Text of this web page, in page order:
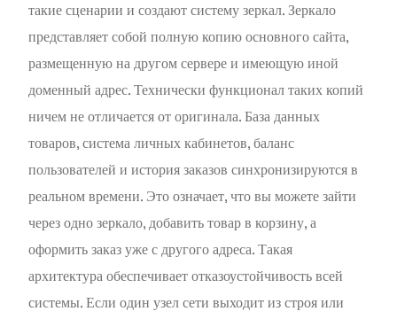
такие сценарии и создают систему зеркал. Зеркало
представляет собой полную копию основного сайта,
размещенную на другом сервере и имеющую иной
доменный адрес. Технически функционал таких копий
ничем не отличается от оригинала. База данных
товаров, система личных кабинетов, баланс
пользователей и история заказов синхронизируются в
реальном времени. Это означает, что вы можете зайти
через одно зеркало, добавить товар в корзину, а
оформить заказ уже с другого адреса. Такая
архитектура обеспечивает отказоустойчивость всей
системы. Если один узел сети выходит из строя или